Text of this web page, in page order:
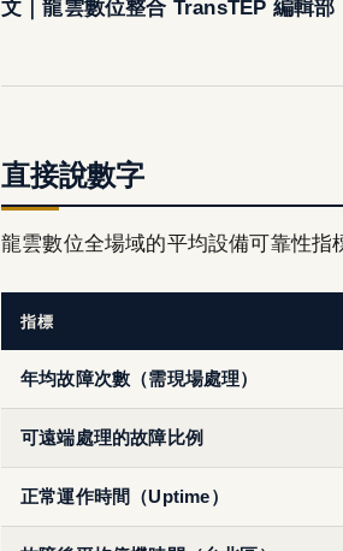
文｜龍雲數位整合 TransTEP 編輯部
直接說數字
龍雲數位全場域的平均設備可靠性指
指標
年均故障次數（需現場處理）
可遠端處理的故障比例
正常運作時間（Uptime）